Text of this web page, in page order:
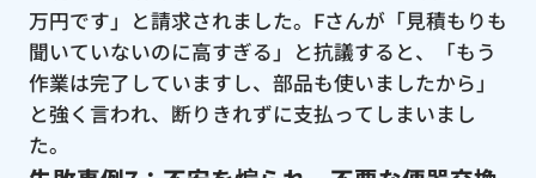
万円です」と請求されました。Fさんが「見積もりも
聞いていないのに高すぎる」と抗議すると、「もう
作業は完了していますし、部品も使いましたから」
と強く言われ、断りきれずに支払ってしまいまし
た。